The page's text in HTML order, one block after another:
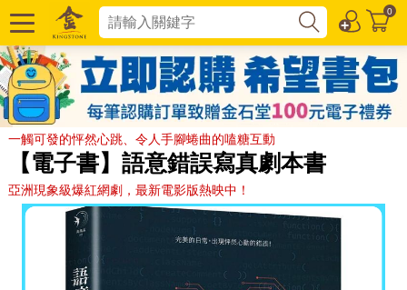
0
一觸可發的怦然心跳、令人手腳蜷曲的嗑糖互動
【電子書】語意錯誤寫真劇本書
亞洲現象級爆紅網劇，最新電影版熱映中！